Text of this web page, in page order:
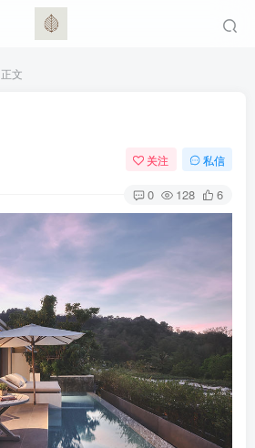
正文
关注 私信
0 128 6